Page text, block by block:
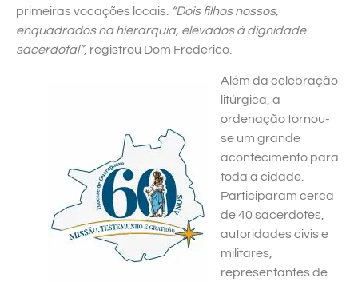
primeiras vocações locais. “Dois filhos nossos,
enquadrados na hierarquia, elevados à dignidade
sacerdotal”, registrou Dom Frederico.
Além da celebração
litúrgica, a
ordenação tornou-
se um grande
acontecimento para
toda a cidade.
Participaram cerca
de 40 sacerdotes,
autoridades civis e
militares,
representantes de